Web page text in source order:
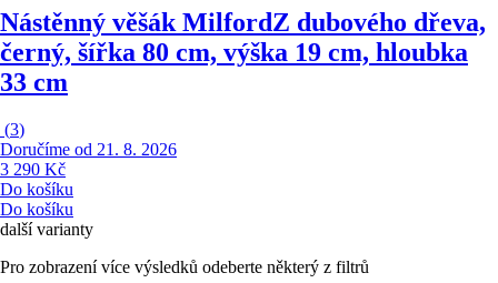
Nástěnný věšák MilfordZ dubového dřeva,
černý, šířka 80 cm, výška 19 cm, hloubka
33 cm
(3)
Doručíme od 21. 8. 2026
3 290 Kč
Do košíku
Do košíku
další varianty
Pro zobrazení více výsledků odeberte některý z filtrů